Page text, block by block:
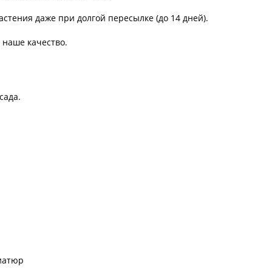
даже при долгой пересылке (до 14 дней).
качество.